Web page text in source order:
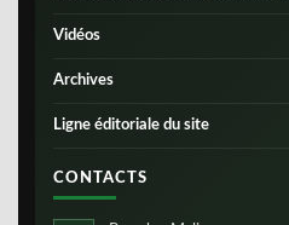
Vidéos
Archives
Ligne éditoriale du site
CONTACTS